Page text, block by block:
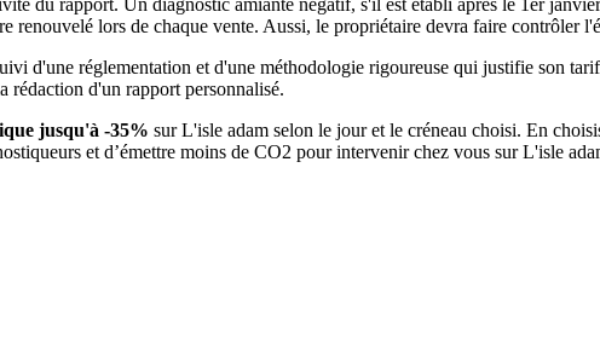
renouvelé lors de chaque vente. Aussi, le propriétaire devra faire contrôler
d'une réglementation et d'une méthodologie rigoureuse qui justifie son
rédaction d'un rapport personnalisé.
jusqu'à -35% sur L'isle adam selon le jour et le créneau choisi. En
et d’émettre moins de CO2 pour intervenir chez vous sur L'isle